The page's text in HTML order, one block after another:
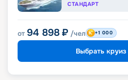
СТАНДАРТ
от 94 898 ₽ /чел +1 000
Выбрать круиз